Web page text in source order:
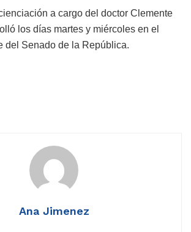
a cargo del doctor Clemente
los días martes y miércoles en el
del Senado de la República.
Ana Jimenez